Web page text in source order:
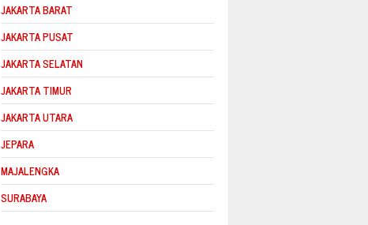
JAKARTA BARAT
JAKARTA PUSAT
JAKARTA SELATAN
JAKARTA TIMUR
JAKARTA UTARA
JEPARA
MAJALENGKA
SURABAYA